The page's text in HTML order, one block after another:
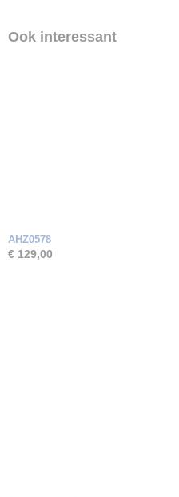
Ook interessant
AHZ0578
€ 129,00